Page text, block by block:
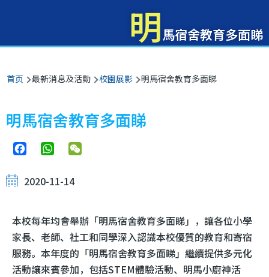
明馬宿舍教育多面睇
面
包
屑
首页 最新消息及活動 校園展影 明馬宿舍教育多面睇
明馬宿舍教育多面睇
FacebookWhatsApp
2020-11-14
本校每年均會舉辦「明馬宿舍教育多面睇」，讓各位小學
家長、老師、社工和同學深入認識本校優質的教育和寄宿
服務。本年度的「明馬宿舍教育多面睇」繼續提供多元化
活動讓來賓參加，包括STEM體驗活動、明馬小廚神活